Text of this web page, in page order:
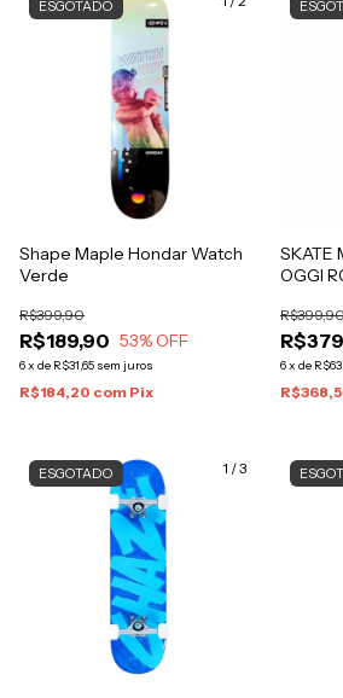
ESGOTADO
Shape Maple Hondar Watch
Verde
R$189,90
R$399,90
53% OFF
6x de R$31,65 sem juros
R$184,20 com Pix
SKATE
OGGI
6x de
1 /3
ESGOTADO